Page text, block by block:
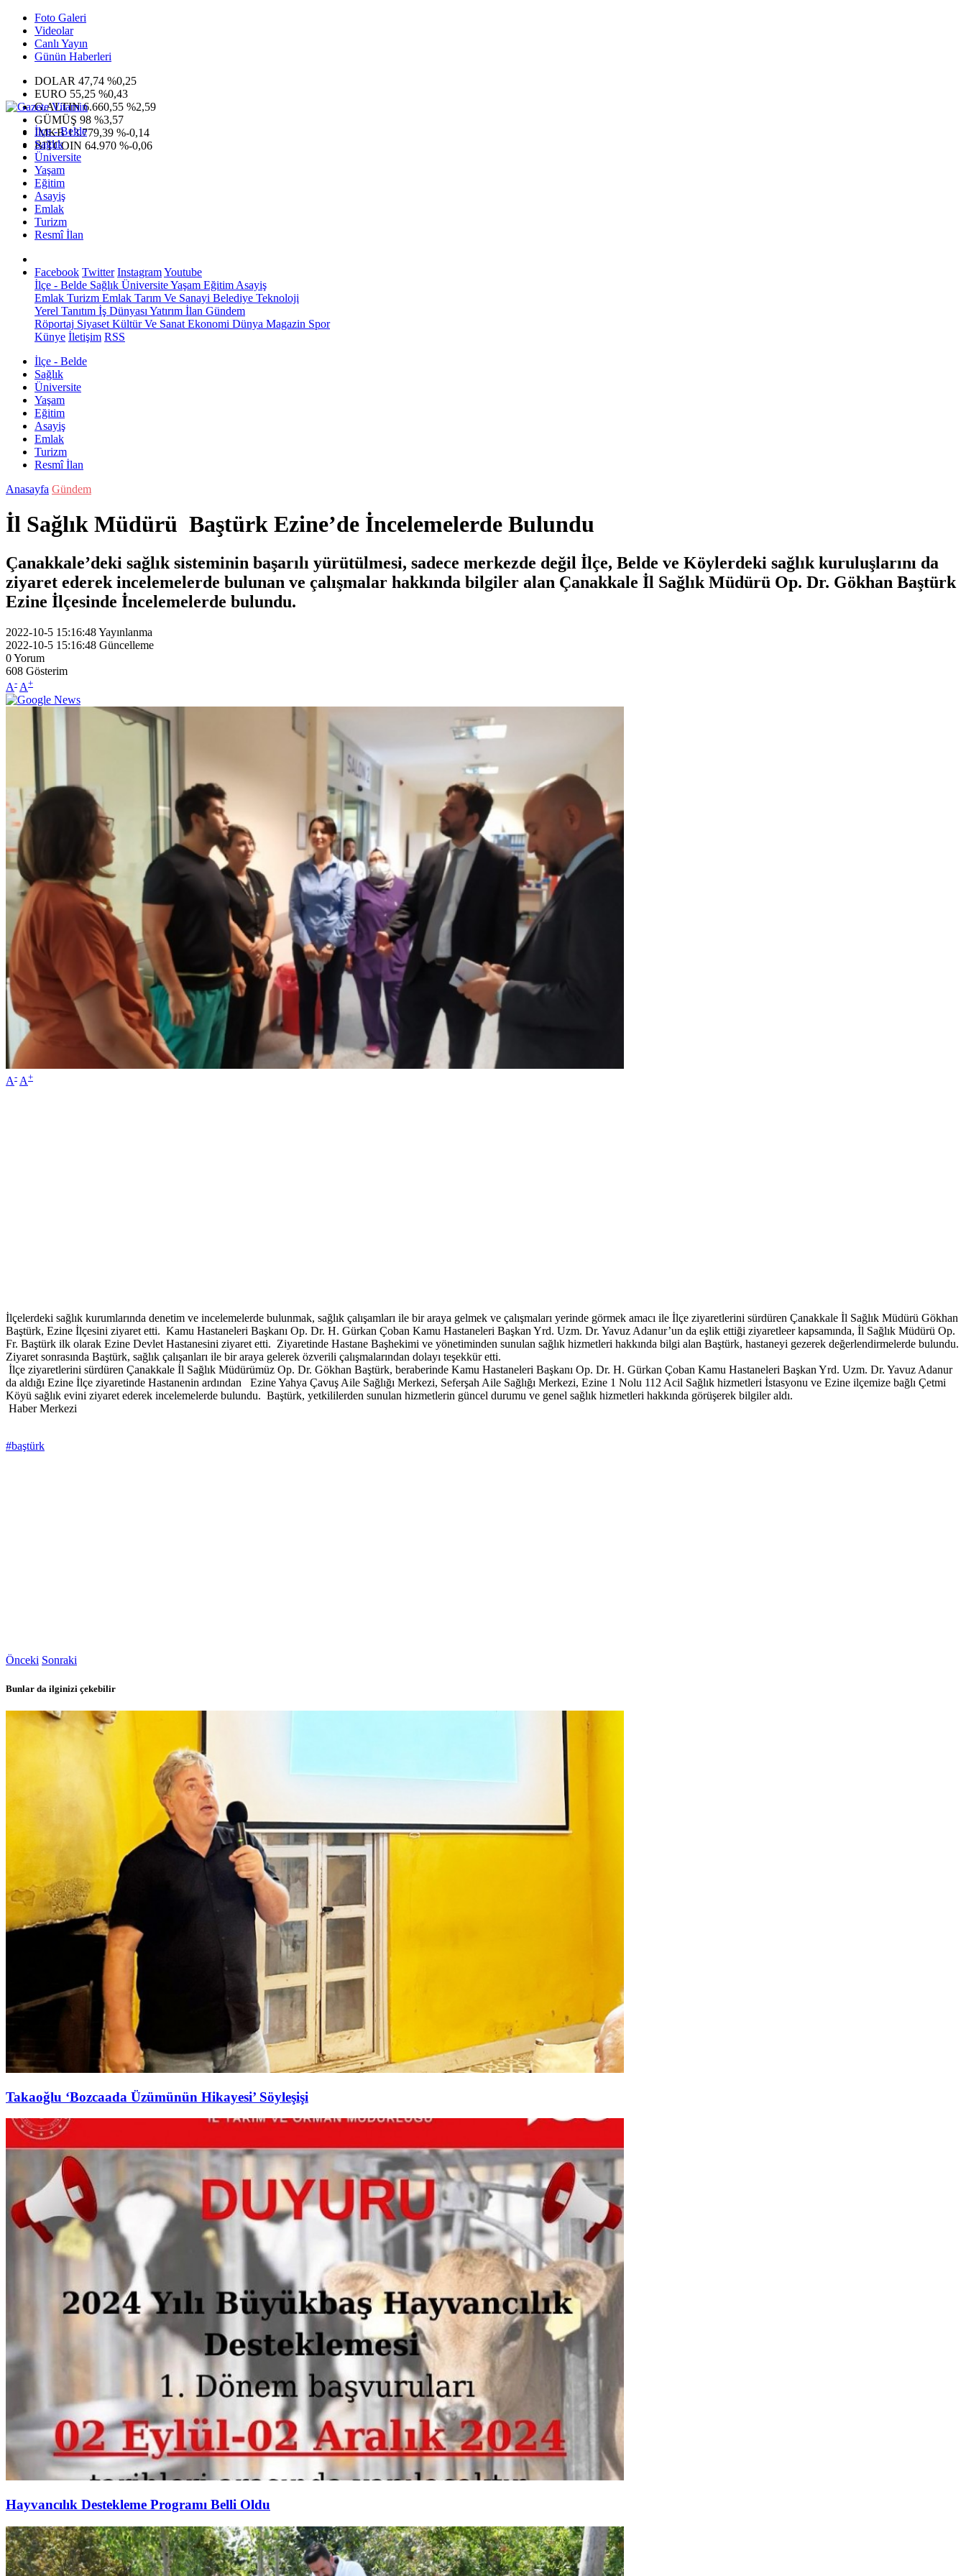
Foto Galeri
Videolar
Canlı Yayın
Günün Haberleri
DOLAR 47,74 %0,25
EURO 55,25 %0,43
G.ALTIN6.660,55 %2,59
GÜMÜŞ 98 %3,57
IMKB13.779,39 %-0,14
BITCOIN 64.970 %-0,06
İlçe - Belde
Sağlık
Üniversite
Yaşam
Eğitim
Asayiş
Emlak
Turizm
Resmî İlan
Facebook Twitter InstagramYoutube
İlçe - Belde Sağlık ÜniversiteYaşam Eğitim Asayiş
Emlak Turizm Emlak Tarım Ve Sanayi Belediye Teknoloji
Yerel Tanıtım İş Dünyası Yatırım İlan Gündem
Röportaj Siyaset Kültür Ve Sanat Ekonomi Dünya Magazin Spor
Künye İletişim RSS
İlçe - Belde
Sağlık
Üniversite
Yaşam
Eğitim
Asayiş
Emlak
Turizm
Resmî İlan
Anasayfa Gündem
İl Sağlık Müdürü Baştürk Ezine’de İncelemelerde Bulundu
Çanakkale’deki sağlık sisteminin başarılı yürütülmesi, sadece merkezde değil İlçe, Belde ve Köylerdeki sağlık kuruluşlarını da
ziyaret ederek incelemelerde bulunan ve çalışmalar hakkında bilgiler alan Çanakkale İl Sağlık Müdürü Op. Dr. Gökhan Baştürk
Ezine İlçesinde İncelemelerde bulundu.
2022-10-5 15:16:48Yayınlanma
2022-10-5 15:16:48 Güncelleme
0Yorum
608 Gösterim
A- A+
A- A+
İlçelerdeki sağlık kurumlarında denetim ve incelemelerde bulunmak, sağlık çalışamları ile bir araya gelmek ve çalışmaları yerinde görmek amacı ile İlçe ziyaretlerini sürdüren Çanakkale İl Sağlık Müdürü Gökhan
Baştürk, Ezine İlçesini ziyaret etti. Kamu Hastaneleri Başkanı Op. Dr. H. Gürkan Çoban Kamu Hastaneleri Başkan Yrd. Uzm. Dr. Yavuz Adanur’un da eşlik ettiği ziyaretleer kapsamında, İl Sağlık Müdürü Op.
Fr. Baştürk ilk olarak Ezine Devlet Hastanesini ziyaret etti. Ziyaretinde Hastane Başhekimi ve yönetiminden sunulan sağlık hizmetleri hakkında bilgi alan Baştürk, hastaneyi gezerek değerlendirmelerde bulundu.
Ziyaret sonrasında Baştürk, sağlık çalışanları ile bir araya gelerek özverili çalışmalarından dolayı teşekkür etti.
İlçe ziyaretlerini sürdüren Çanakkale İl Sağlık Müdürümüz Op. Dr. Gökhan Baştürk, beraberinde Kamu Hastaneleri Başkanı Op. Dr. H. Gürkan Çoban Kamu Hastaneleri Başkan Yrd. Uzm. Dr. Yavuz Adanur
da aldığı Ezine İlçe ziyaretinde Hastanenin ardından Ezine Yahya Çavuş Aile Sağlığı Merkezi, Seferşah Aile Sağlığı Merkezi, Ezine 1 Nolu 112 Acil Sağlık hizmetleri İstasyonu ve Ezine ilçemize bağlı Çetmi
Köyü sağlık evini ziyaret ederek incelemelerde bulundu. Baştürk, yetkililerden sunulan hizmetlerin güncel durumu ve genel sağlık hizmetleri hakkında görüşerek bilgiler aldı.
Haber Merkezi
#baştürk
Önceki Sonraki
Bunlar da ilginizi çekebilir
Takaoğlu ‘Bozcaada Üzümünün Hikayesi’ Söyleşişi
Hayvancılık Destekleme Programı Belli Oldu